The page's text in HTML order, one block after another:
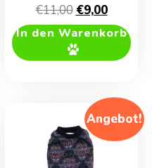
€11,00
Preis
war:
€11,00
€9,00
Preis
€9,00.
In den Warenkorb
Angebot!